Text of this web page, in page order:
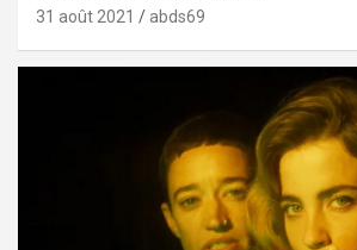
31 août 2021 abds69